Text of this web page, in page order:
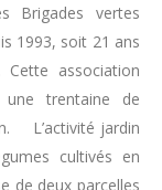
Brigades vertes
1993, soit 21 ans
association
une trentaine de
L’activité jardin
cultivés en
de deux parcelles